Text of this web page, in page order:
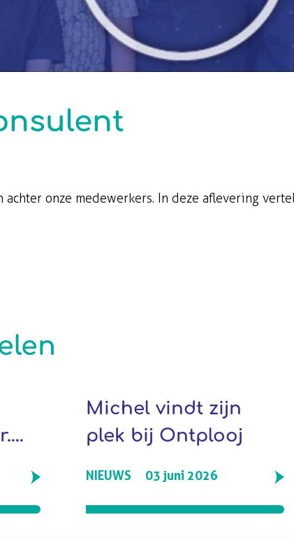
achter onze medewerkers. In deze aflevering
Michel vindt zijn
plek bij Ontplooj
NIEUWS 03 juni 2026